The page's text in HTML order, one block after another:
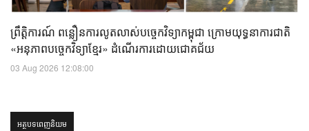
ព្រឹត្តិការណ៍ ពន្លឿនការលូតលាស់បច្ចេកវិទ្យាកម្ពុជា ក្រោមយុទ្ធនាការជាតិ
«អនុភាពបច្ចេកវិទ្យាខ្មែរ» ដំណើរការដោយជោគជ័យ
03 Aug 2026 12:08:00
អត្ថបទពេញនិយម